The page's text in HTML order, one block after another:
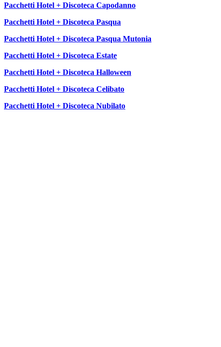
Pacchetti Hotel + Discoteca Capodanno
Pacchetti Hotel + Discoteca Pasqua
Pacchetti Hotel + Discoteca Pasqua Mutonia
Pacchetti Hotel + Discoteca Estate
Pacchetti Hotel + Discoteca Halloween
Pacchetti Hotel + Discoteca Celibato
Pacchetti Hotel + Discoteca Nubilato